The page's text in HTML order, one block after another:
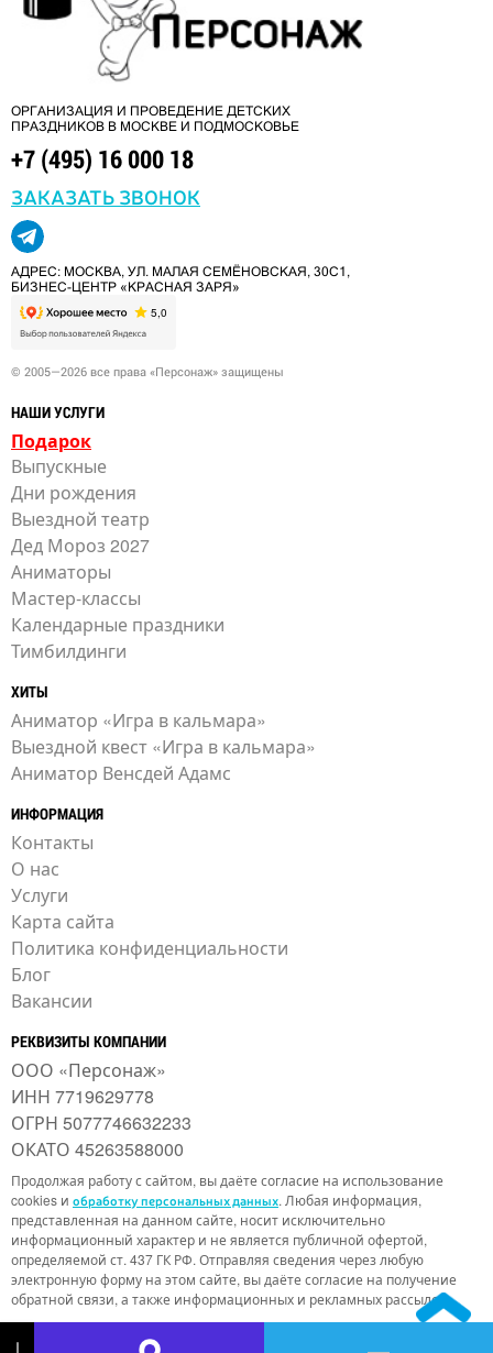
ОРГАНИЗАЦИЯ И ПРОВЕДЕНИЕ ДЕТСКИХ
ПРАЗДНИКОВ В МОСКВЕ И ПОДМОСКОВЬЕ
+7 (495) 16 000 18
ЗАКАЗАТЬ ЗВОНОК
АДРЕС: МОСКВА, УЛ. МАЛАЯ СЕМЁНОВСКАЯ, 30С1,
БИЗНЕС-ЦЕНТР «КРАСНАЯ ЗАРЯ»
© 2005—2026 все права «Персонаж» защищены
НАШИ УСЛУГИ
Подарок
Выпускные
Дни рождения
Выездной театр
Дед Мороз 2027
Аниматоры
Мастер-классы
Календарные праздники
Тимбилдинги
ХИТЫ
Аниматор «Игра в кальмара»
Выездной квест «Игра в кальмара»
Аниматор Венсдей Адамс
ИНФОРМАЦИЯ
Контакты
О нас
Услуги
Карта сайта
Политика конфиденциальности
Блог
Вакансии
РЕКВИЗИТЫ КОМПАНИИ
ООО «Персонаж»
ИНН 7719629778
ОГРН 5077746632233
ОКАТО 45263588000
Продолжая работу с сайтом, вы даёте согласие на использование
cookies и обработку персональных данных. Любая информация,
представленная на данном сайте, носит исключительно
информационный характер и не является публичной офертой,
определяемой ст. 437 ГК РФ. Отправляя сведения через любую
электронную форму на этом сайте, вы даёте согласие на получение
обратной связи, а также информационных и рекламных рассылок.